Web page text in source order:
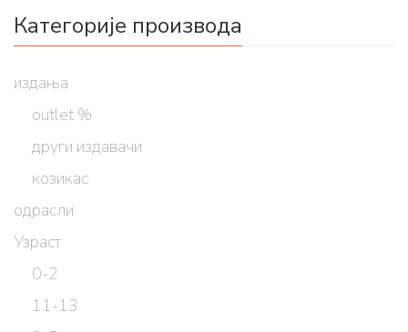
Категорије производа
издања
outlet %
други издавачи
козикас
одрасли
Узраст
0-2
11-13